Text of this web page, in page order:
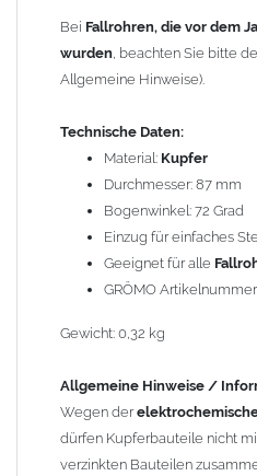
Regenwasser von Kupfer auf sie
trennen (z. B. durch
Wasserfluss so lenken, dass er
Kombinationen ->Zink,
können miteinander verbaut
elektrochemischen
Kupfer kann mit Edelstahl und
erhebliche Kontaktkorrosion
Einbauhinweis bei altengelöteten
gefalzten Alu-, Kupferrohren und
lasergeschweißte Rohre.
möglich. Anpassungsarbeiten
manchmal nötig, oder es muss
Bei Fallrohren, die vor dem
wurden, beachten Sie bitte
Allgemeine Hinweise).
Technische Daten:
Material: Kupfer
Durchmesser: 87 mm
Bogenwinkel: 72 Grad
Einzug für einfaches
Geeignet für alle
GRÖMO
Gewicht: 0,32 kg
Allgemeine Hinweise /
Wegen der
dürfen Kupferbauteile nicht
verzinkten Bauteilen